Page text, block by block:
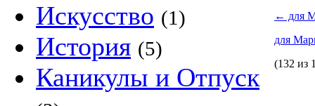
Искусство (1)
История (5)
Каникулы и Отпуск
← для
для
(132 из